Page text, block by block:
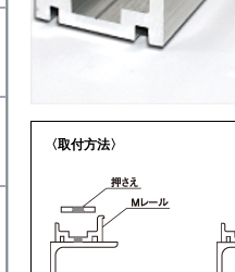
〈取付方法〉